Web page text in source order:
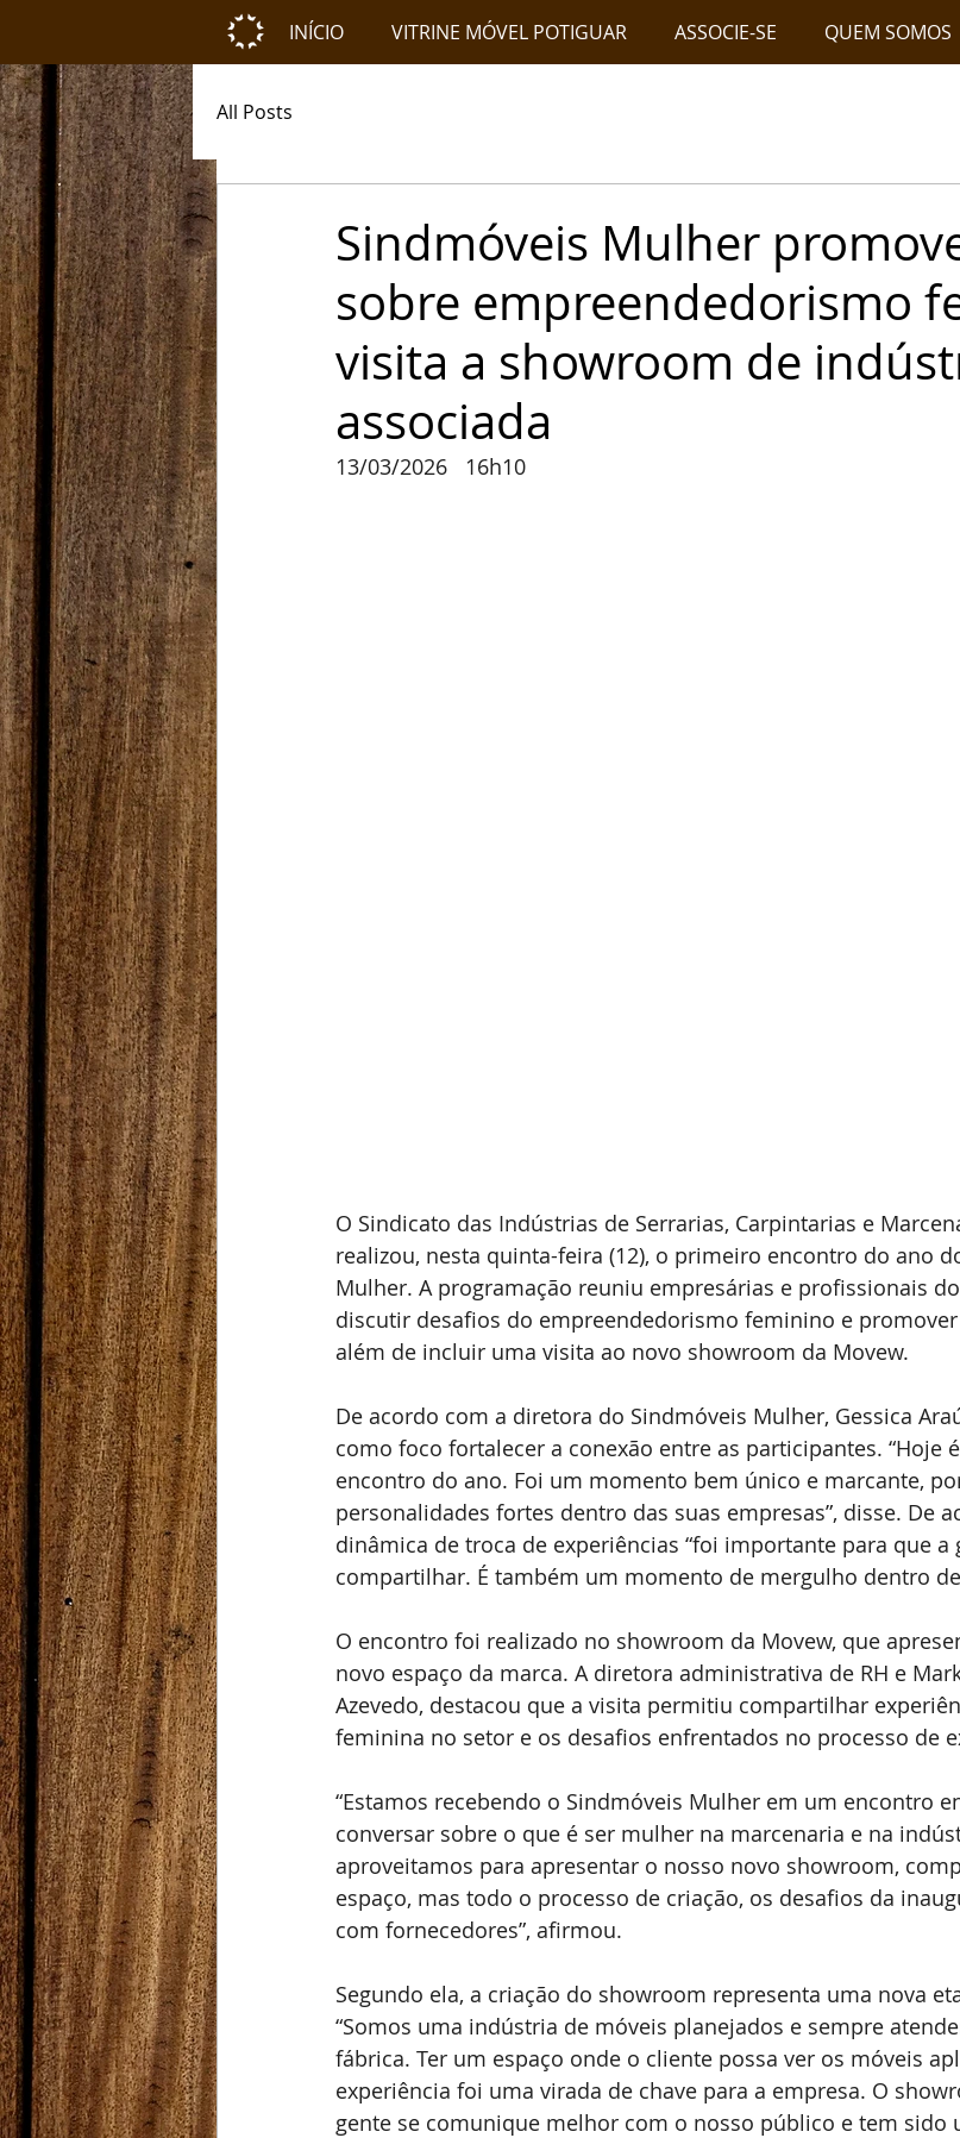
INÍCIO VITRINE MÓVEL POTIGUAR ASSOCIE-SE QUEM SOMOS
All Posts
Sindmóveis Mulher
sobre empreendedorismo
visita a showroom de
associada
13/03/2026   16h10
O Sindicato das Indústrias de Serrarias, Carpintarias e
realizou, nesta quinta-feira (12), o primeiro encontro do ano
Mulher. A programação reuniu empresárias e profissionais
discutir desafios do empreendedorismo feminino e
além de incluir uma visita ao novo showroom da Movew.
De acordo com a diretora do Sindmóveis Mulher, Gessica
como foco fortalecer a conexão entre as participantes. “Hoje
encontro do ano. Foi um momento bem único e marcante,
personalidades fortes dentro das suas empresas”, disse. De
dinâmica de troca de experiências “foi importante para que a
compartilhar. É também um momento de mergulho dentro
O encontro foi realizado no showroom da Movew, que
novo espaço da marca. A diretora administrativa de RH e
Azevedo, destacou que a visita permitiu compartilhar
feminina no setor e os desafios enfrentados no processo de
“Estamos recebendo o Sindmóveis Mulher em um encontro
conversar sobre o que é ser mulher na marcenaria e na
aproveitamos para apresentar o nosso novo showroom,
espaço, mas todo o processo de criação, os desafios da
com fornecedores”, afirmou.
Segundo ela, a criação do showroom representa uma nova
“Somos uma indústria de móveis planejados e sempre
fábrica. Ter um espaço onde o cliente possa ver os móveis
experiência foi uma virada de chave para a empresa. O
gente se comunique melhor com o nosso público e tem sido